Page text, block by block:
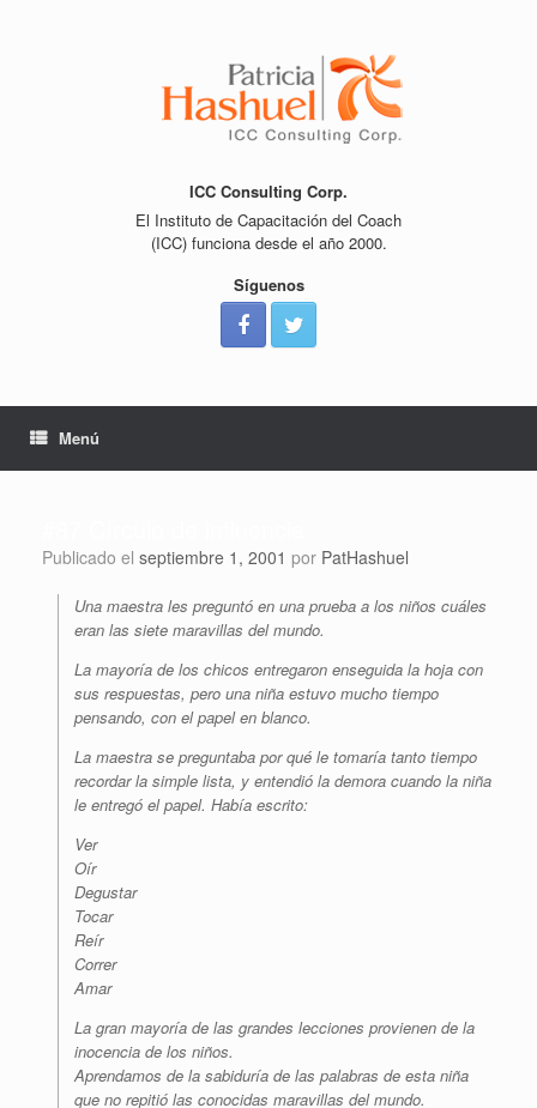
ICC Consulting Corp.
El Instituto de Capacitación del Coach
(ICC) funciona desde el año 2000.
Síguenos
Menú
Publicado el septiembre 1, 2001 por PatHashuel
Una maestra les preguntó en una prueba a los niños cuáles
eran las siete maravillas del mundo.
La mayoría de los chicos entregaron enseguida la hoja con
sus respuestas, pero una niña estuvo mucho tiempo
pensando, con el papel en blanco.
La maestra se preguntaba por qué le tomaría tanto tiempo
recordar la simple lista, y entendió la demora cuando la niña
le entregó el papel. Había escrito:
Ver
Oír
Degustar
Tocar
Reír
Correr
Amar
La gran mayoría de las grandes lecciones provienen de la
inocencia de los niños.
Aprendamos de la sabiduría de las palabras de esta niña
que no repitió las conocidas maravillas del mundo.